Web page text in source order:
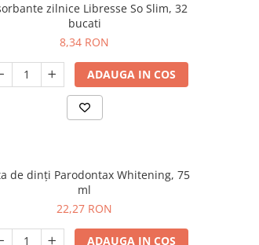
zilnice Libresse So Slim, 32
bucati
8,34 RON
ADAUGA IN COS
de dinți Parodontax Whitening, 75
ml
22,27 RON
ADAUGA IN COS